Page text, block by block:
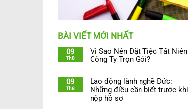
BÀI VIẾT MỚI NHẤT
09
Th8
Vì Sao Nên Đặt Tiệc Tất Niên
Công Ty Trọn Gói?
09
Th8
Lao động lành nghề Đức:
Những điều cần biết trước khi
nộp hồ sơ